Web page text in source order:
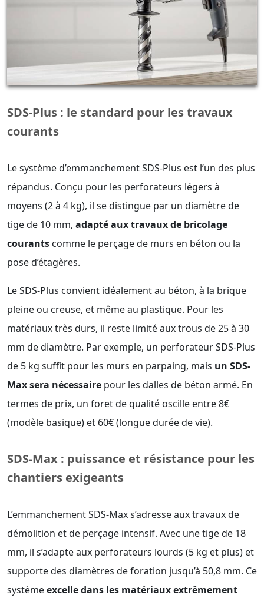
SDS-Plus : le standard pour les travaux
courants
Le système d’emmanchement SDS-Plus est l’un des plus
répandus. Conçu pour les perforateurs légers à
moyens (2 à 4 kg), il se distingue par un diamètre de
tige de 10 mm, adapté aux travaux de bricolage
courants comme le perçage de murs en béton ou la
pose d’étagères.
Le SDS-Plus convient idéalement au béton, à la brique
pleine ou creuse, et même au plastique. Pour les
matériaux très durs, il reste limité aux trous de 25 à 30
mm de diamètre. Par exemple, un perforateur SDS-Plus
de 5 kg suffit pour les murs en parpaing, mais un SDS-
Max sera nécessaire pour les dalles de béton armé. En
termes de prix, un foret de qualité oscille entre 8€
(modèle basique) et 60€ (longue durée de vie).
SDS-Max : puissance et résistance pour les
chantiers exigeants
L’emmanchement SDS-Max s’adresse aux travaux de
démolition et de perçage intensif. Avec une tige de 18
mm, il s’adapte aux perforateurs lourds (5 kg et plus) et
supporte des diamètres de foration jusqu’à 50,8 mm. Ce
systèmeexcelle dans les matériaux extrêmement